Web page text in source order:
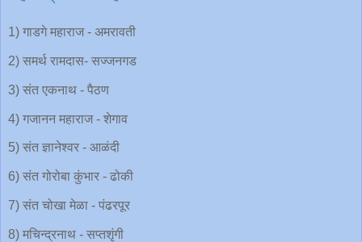
1) गाडगे महाराज - अमरावती
2) समर्थ रामदास- सज्जनगड
3) संत एकनाथ - पैठण
4) गजानन महाराज - शेगाव
5) संत ज्ञानेश्वर - आळंदी
6) संत गोरोबा कुंभार - ढोकी
7) संत चोखा मेळा - पंढरपूर
8) मचिन्द्रनाथ - सप्तशृंगी